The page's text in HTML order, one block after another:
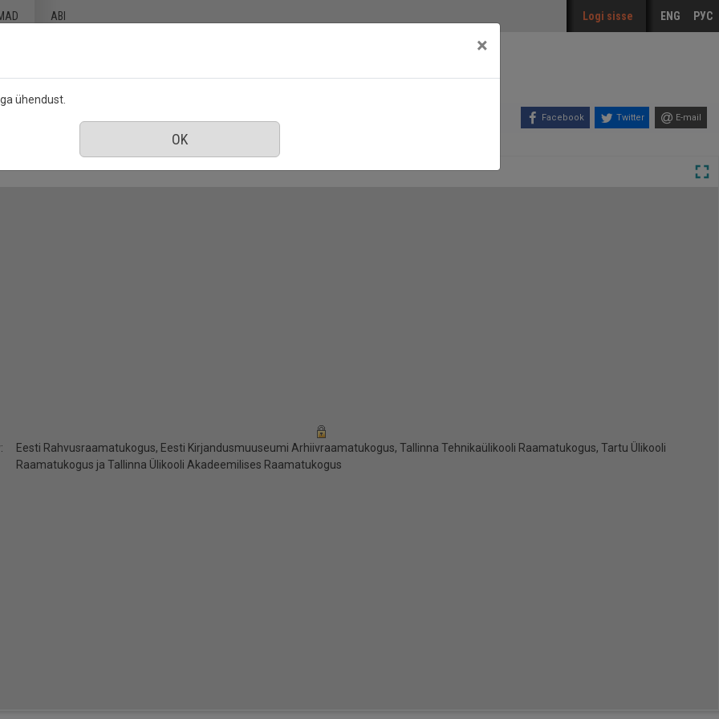
ABI Logi sisse ENG РУС
Facebook Twitter E-mail
Eesti Rahvusraamatukogus, Eesti Kirjandusmuuseumi Arhiivraamatukogus, Tallinna Tehnikaülikooli Raamatukogus, Tartu Ülikooli
Raamatukogus ja Tallinna Ülikooli Akadeemilises Raamatukogus
×
ühendust.